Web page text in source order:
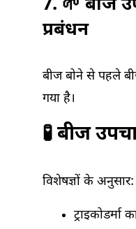
7. 🌱 बीज
प्रबंधन
बीज बोने से पहले
गया है।
🧪 बीज
विशेषज्ञों के अनुसार: